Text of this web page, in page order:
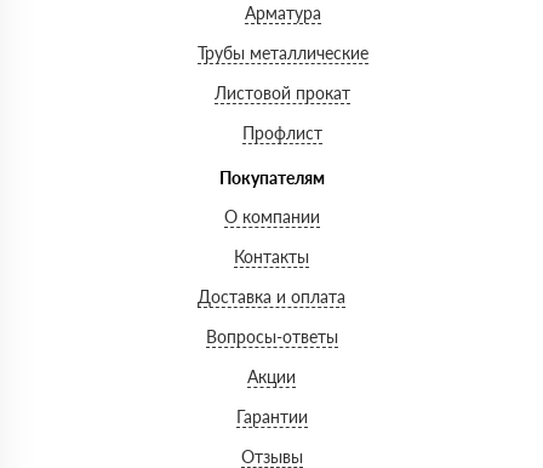
Арматура
Трубы металлические
Листовой прокат
Профлист
Покупателям
О компании
Контакты
Доставка и оплата
Вопросы-ответы
Акции
Гарантии
Отзывы